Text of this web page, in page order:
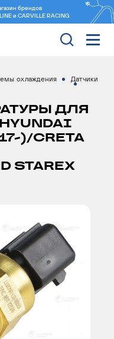
брендов
и CARVILLE RACING
охлаждения
Датчики
ДЛЯ
)/CRETA
STAREX